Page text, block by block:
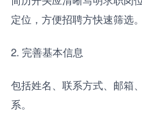
定位，方便招聘方快速筛选。
2. 完善基本信息
包括姓名、联系方式、邮箱
系。